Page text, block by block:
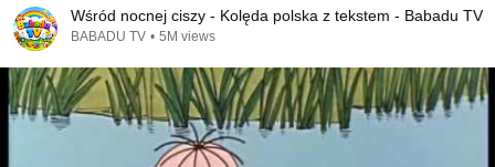
Wśród nocnej ciszy - Kolęda polska z tekstem - Babadu TV
BABADU TV • 5M views